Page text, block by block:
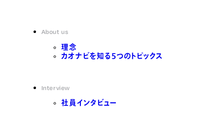
About us
理念
カオナビを知る5つのトピックス
Interview
社員インタビュー